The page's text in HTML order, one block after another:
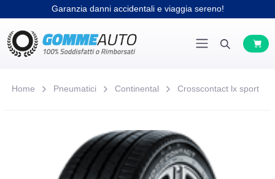
Garanzia danni accidentali e viaggia sereno!
Home Pneumatici Continental Crosscontact lx sport